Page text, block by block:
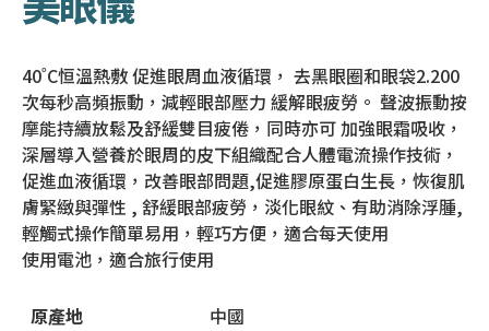
40˚C恒溫熱敷 促進眼周血液循環， 去黑眼圈和眼袋2.200
次每秒高頻振動，減輕眼部壓力 緩解眼疲勞。 聲波振動按
摩能持續放鬆及舒緩雙目疲倦，同時亦可 加強眼霜吸收，
深層導入營養於眼周的皮下組織配合人體電流操作技術，
促進血液循環，改善眼部問題,促進膠原蛋白生長，恢復肌
膚緊緻與彈性 , 舒緩眼部疲勞，淡化眼紋、有助消除浮腫,
輕觸式操作簡單易用，輕巧方便，適合每天使用
使用電池，適合旅行使用
原產地
中國